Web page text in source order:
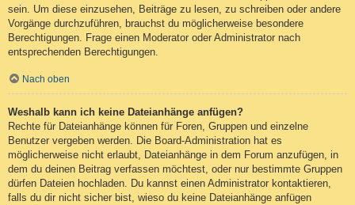
sein. Um diese einzusehen, Beiträge zu lesen, zu schreiben oder andere
Vorgänge durchzuführen, brauchst du möglicherweise besondere
Berechtigungen. Frage einen Moderator oder Administrator nach
entsprechenden Berechtigungen.
Nach oben
Weshalb kann ich keine Dateianhänge anfügen?
Rechte für Dateianhänge können für Foren, Gruppen und einzelne
Benutzer vergeben werden. Die Board-Administration hat es
möglicherweise nicht erlaubt, Dateianhänge in dem Forum anzufügen, in
dem du deinen Beitrag verfassen möchtest, oder nur bestimmte Gruppen
dürfen Dateien hochladen. Du kannst einen Administrator kontaktieren,
falls du dir nicht sicher bist, wieso du keine Dateianhänge anfügen